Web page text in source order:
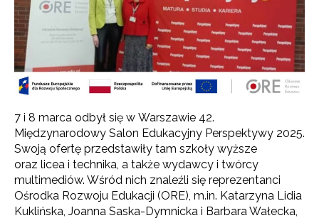
7 i 8 marca odbył się w Warszawie 42.
Międzynarodowy Salon Edukacyjny Perspektywy 2025.
Swoją ofertę przedstawiły tam szkoły wyższe
oraz licea i technika, a także wydawcy i twórcy
multimediów. Wśród nich znaleźli się reprezentanci
Ośrodka Rozwoju Edukacji (ORE), m.in. Katarzyna Lidia
Kuklińska, Joanna Saska-Dymnicka i Barbara Wałecka,